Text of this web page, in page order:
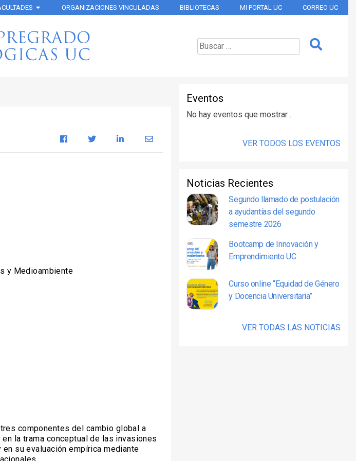
ORGANIZACIONES VINCULADAS BIBLIOTECAS MI PORTAL UC CORREO UC
y Medioambiente
componentes del cambio global a
la trama conceptual de las invasiones
su evaluación empírica mediante
Eventos
No hay eventos que mostrar .
VER TODOS LOS EVENTOS
Noticias Recientes
Segundo llamado de postulación
a ayudantías del segundo
semestre 2026
Bootcamp de Innovación y
Emprendimiento UC
Curso online “Equidad de Género
y Docencia Universitaria”
VER TODAS LAS NOTICIAS